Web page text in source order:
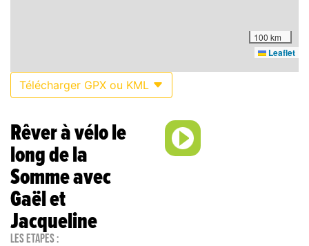
100 km
Leaflet
Télécharger GPX ou KML
Rêver à vélo le
long de la
Somme avec
Gaël et
Jacqueline
Les étapes :